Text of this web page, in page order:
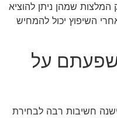
המלצות שמהן ניתן להוציא
השיפוץ יכול להמחיש
על
חשיבות רבה לבחירת